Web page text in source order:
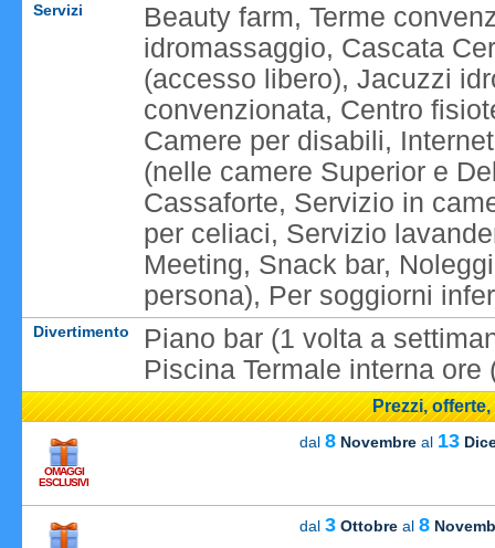
Servizi
Beauty farm, Terme
idromassaggio, Cascata
(accesso libero), Jacuzzi
convenzionata, Centro
Camere per disabili,
(nelle camere Superior e
Cassaforte, Servizio in
per celiaci, Servizio
Meeting, Snack bar,
persona), Per soggiorni
Divertimento
Piano bar (1 volta a
Piscina Termale interna ore
Prezzi,
OMAGGI
ESCLUSIVI
dal 8 Novembre al 13
dal 3 Ottobre al 8